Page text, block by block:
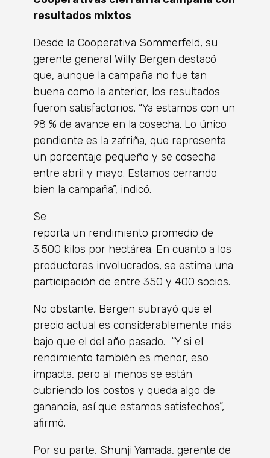
resultados mixtos
Desde la Cooperativa Sommerfeld, su
gerente general Willy Bergen destacó
que, aunque la campaña no fue tan
buena como la anterior, los resultados
fueron satisfactorios. “Ya estamos con un
98 % de avance en la cosecha. Lo único
pendiente es la zafriña, que representa
un porcentaje pequeño y se cosecha
entre abril y mayo. Estamos cerrando
bien la campaña”, indicó.
Se
reporta un rendimiento promedio de
3.500 kilos por hectárea. En cuanto a los
productores involucrados, se estima una
participación de entre 350 y 400 socios.
No obstante, Bergen subrayó que el
precio actual es considerablemente más
bajo que el del año pasado. “Y si el
rendimiento también es menor, eso
impacta, pero al menos se están
cubriendo los costos y queda algo de
ganancia, así que estamos satisfechos”,
afirmó.
Por su parte, Shunji Yamada, gerente de